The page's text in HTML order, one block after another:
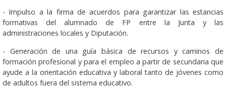
- Impulso a la firma de acuerdos para garantizar las estancias
formativas del alumnado de FP entre la Junta y las
administraciones locales y Diputación.
- Generación de una guía básica de recursos y caminos de
formación profesional y para el empleo a partir de secundaria que
ayude a la orientación educativa y laboral tanto de jóvenes como
de adultos fuera del sistema educativo.